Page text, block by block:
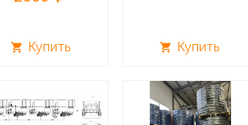
shopping_cart Купить shopping_cart Купить